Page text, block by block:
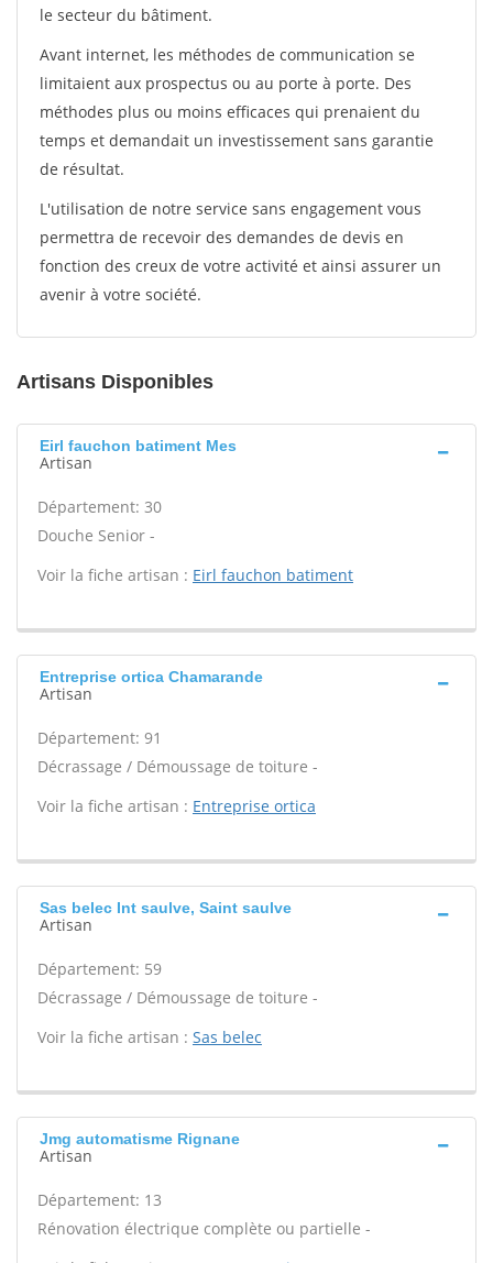
le secteur du bâtiment.
Avant internet, les méthodes de communication se
limitaient aux prospectus ou au porte à porte. Des
méthodes plus ou moins efficaces qui prenaient du
temps et demandait un investissement sans garantie
de résultat.
L'utilisation de notre service sans engagement vous
permettra de recevoir des demandes de devis en
fonction des creux de votre activité et ainsi assurer un
avenir à votre société.
Artisans Disponibles
Eirl fauchon batiment Mes
Artisan
Département: 30
Douche Senior -
Voir la fiche artisan : Eirl fauchon batiment
Entreprise ortica Chamarande
Artisan
Département: 91
Décrassage / Démoussage de toiture -
Voir la fiche artisan : Entreprise ortica
Sas belec Int saulve, Saint saulve
Artisan
Département: 59
Décrassage / Démoussage de toiture -
Voir la fiche artisan : Sas belec
Jmg automatisme Rignane
Artisan
Département: 13
Rénovation électrique complète ou partielle -